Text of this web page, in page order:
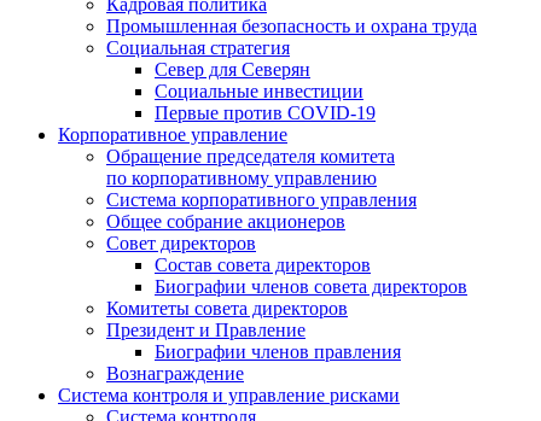
Кадровая политика
Промышленная безопасность и охрана труда
Социальная стратегия
Север для Северян
Социальные инвестиции
Первые против COVID‑19
Корпоративное управление
Обращение председателя комитета
по корпоративному управлению
Система корпоративного управления
Общее собрание акционеров
Совет директоров
Состав совета директоров
Биографии членов совета директоров
Комитеты совета директоров
Президент и Правление
Биографии членов правления
Вознаграждение
Система контроля и управление рисками
Система контроля